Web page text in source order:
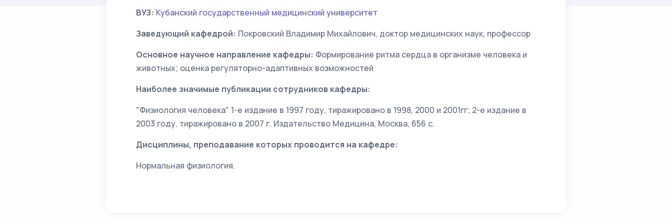
ВУЗ: Кубанский государственный медицинский университет
Заведующий кафедрой: Покровский Владимир Михайлович, доктор медицинских наук, профессор
Основное научное направление кафедры: Формирование ритма сердца в организме человека и
животных; оценка регуляторно-адаптивных возможностей
Наиболее значимые публикации сотрудников кафедры:
"Физиология человека" 1-е издание в 1997 году, тиражировано в 1998, 2000 и 2001гг; 2-е издание в
2003 году, тиражировано в 2007 г. Издательство Медицина, Москва, 656 с.
Дисциплины, преподавание которых проводится на кафедре:
Нормальная физиология.